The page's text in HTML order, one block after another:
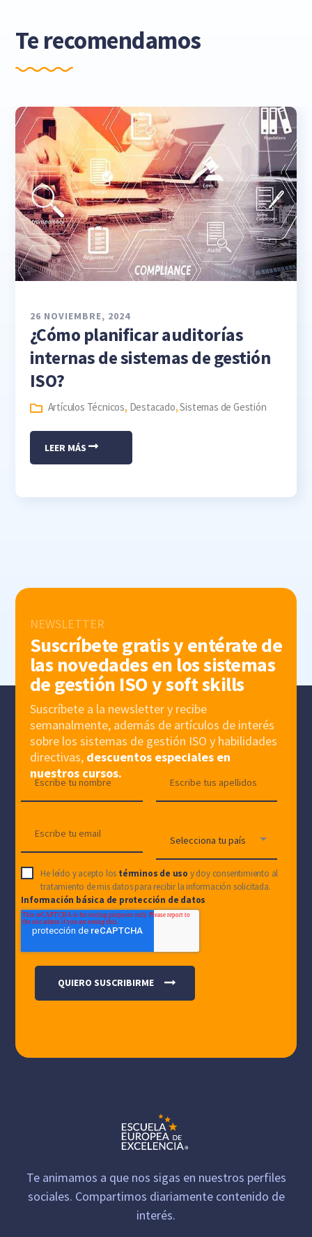
Te recomendamos
26 NOVIEMBRE, 2024
¿Cómo planificar auditorías
internas de sistemas de gestión
ISO?
Artículos Técnicos, Destacado,Sistemas de Gestión
LEER MÁS
NEWSLETTER
Suscríbete gratis y entérate de
las novedades en los sistemas
de gestión ISO y soft skills
Suscríbete a la newsletter y recibe
semanalmente, además de artículos de interés
sobre los sistemas de gestión ISO y habilidades
directivas, descuentos especiales en
nuestros cursos.
He leído y acepto los términos de uso y doy consentimiento al
tratamiento de mis datos para recibir la información solicitada.
Información básica de protección de datos
Te animamos a que nos sigas en nuestros perfiles
sociales. Compartimos diariamente contenido de
interés.